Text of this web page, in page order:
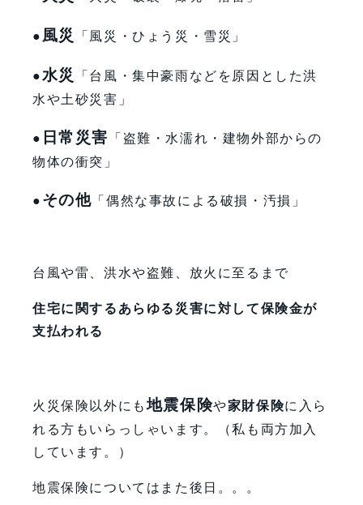
● 風災 「風災・ひょう災・雪災」
●水災
「台風・集中豪雨などを原因とした洪
水や土砂災害」
● 日常災害
「盗難・水濡れ・建物外部からの
物体の衝突」
● その他 「偶然な事故による破損・汚損」
台風や雷、洪水や盗難、放火に至るまで
住宅に関するあらゆる災害に対して保険金が
支払われる
火災保険以外にも地震保険や家財保険に入ら
れる方もいらっしゃいます。（私も両方加入
しています。）
地震保険についてはまた後日。。。